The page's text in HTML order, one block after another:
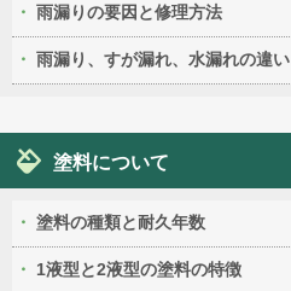
雨漏りの要因と修理方法
雨漏り、すが漏れ、水漏れの違い
塗料について
塗料の種類と耐久年数
1液型と2液型の塗料の特徴